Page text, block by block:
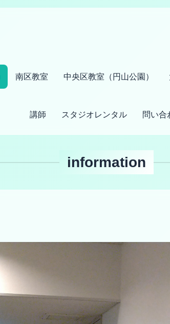
南区教室 中央区教室（円山公園）
講師 スタジオレンタル 問い合
information